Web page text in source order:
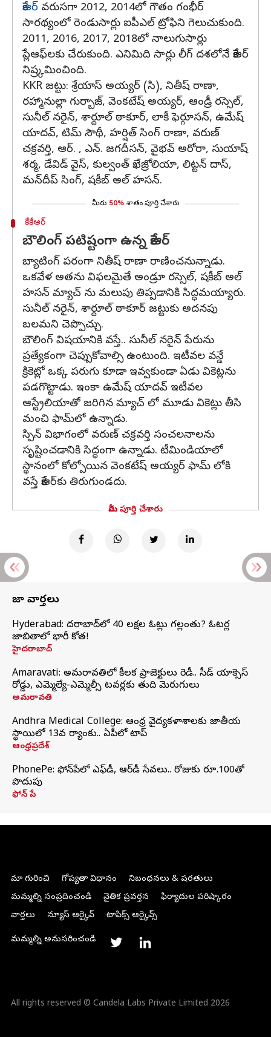
కేకేఆర్ వరుసగా 2012, 2014లో గౌతం గంభీర్
సారథ్యంలో రెండుసార్లు ఐపీఎల్ ట్రోఫిని గెలుచుకుంది.
2011, 2016, 2017, 2018లో నాలుగుసార్లు
ప్లేఆఫ్‌లకు చేరుకుంది. ఎనిమిది సార్లు లీగ్ దశలోనే కేకేఆర్
నిష్ర్కమించింది.
KKR జట్టు: శ్రేయాస్ అయ్యర్ (సి), నితీష్ రాణా,
రహ్మానుల్లా గుర్బాజ్, వెంకటేష్ అయ్యర్, ఆండ్రీ రస్సెల్,
సునీల్ నరైన్, శార్దూల్ ఠాకూర్, లాకీ ఫెర్గూసన్, ఉమేష్
యాదవ్, టిమ్ సౌథీ, హర్షిత్ సింగ్ రాణా, వరుణ్
చక్రవర్తి, ఆర్. , ఎన్. జగదీసన్, వైభవ్ అరోరా, సుయాష్
శర్మ, డేవిడ్ వైస్, కుల్వంత్ ఖేజ్రోలియా, లిట్టన్ దాస్,
మన్‌దీప్ సింగ్, షకీబ్ అల్ హసన్.
మీరు 50% శాతం పూర్తి చేశారు
కేకేఆర్
బౌలింగ్ పటిష్టంగా ఉన్న కేకేఆర్
బ్యాటింగ్ పరంగా నితీష్ రాణా రాణించనున్నాడు.
ఒకవేళ అతను విఫలమైతే అండ్రూ రస్సెల్, షకీబ్ అల్
హసన్ మ్యాచ్ ను మలుపు తిప్పడానికి సిద్ధమయ్యారు.
సునీల్ నరైన్, శార్దూల్ ఠాకూర్ జట్టుకు అదనపు
బలమని చెప్పొచ్చు.
బౌలింగ్ విషయానికి వస్తే.. సునీల్ నరైన్‌ పేరును
ప్రత్యేకంగా చెప్పుకోవాల్సి ఉంటుంది. ఇటీవల వన్డే
క్రికెట్లో ఒక్క పరుగు కూడా ఇవ్వకుండా ఏడు వికెట్లను
పడగొట్టాడు. ఇంకా ఉమేష్ యాదవ్ ఇటీవల
ఆస్ట్రేలియాతో జరిగిన మ్యాచ్ లో మూడు వికెట్లు తీసి
మంచి ఫామ్‌లో ఉన్నాడు.
స్పిన్ విభాగంలో వరుణ్ చక్రవర్తి సంచలనాలను
సృష్టించడానికి సిద్ధంగా ఉన్నాడు. టీమిండియాలో
స్థానంలో కోల్పోయిన వెంకటేష్ అయ్యర్ ఫామ్ లోకి
వస్తే కేకేఆర్‌కు తిరుగుండదు.
మీరు పూర్తి చేశారు
తాజా వార్తలు
Hyderabad: హైదరాబాద్‌లో 40 లక్షల ఓట్లు గల్లంతు? ఓటర్ల
జాబితాలో భారీ కోత!
హైదరాబాద్
Amaravati: అమరావతిలో కీలక ప్రాజెక్టులు రెడీ.. సీడ్‌ యాక్సెస్‌
రోడ్డు, ఎమ్మెల్యే-ఎమ్మెల్సీ టవర్లకు తుది మెరుగులు
అమరావతి
Andhra Medical College: ఆంధ్ర వైద్యకళాశాలకు జాతీయ
స్థాయిలో 13వ ర్యాంకు.. ఏపీలో టాప్
ఆంధ్రప్రదేశ్
PhonePe: ఫోన్‌పేలో ఎఫ్‌డీ, ఆర్‌డీ సేవలు.. రోజుకు రూ.100తో
పొదుపు
ఫోన్‌ పే
మా గురించి గోప్యతా విధానం
నిబంధనలు & షరతులు
మమ్మల్ని సంప్రదించండి
నైతిక ప్రవర్తన
ఫిర్యాదుల పరిష్కారం
వార్తలు
న్యూస్ ఆర్కైవ్ టాపిక్స్ ఆర్కైవ్స్
మమ్మల్ని అనుసరించండి
All rights reserved © Candela Labs Private Limited 2026